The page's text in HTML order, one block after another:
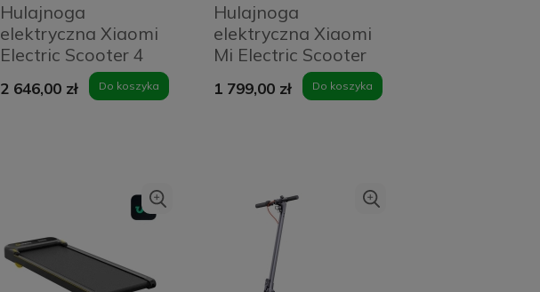
Hulajnoga
elektryczna Xiaomi
Electric Scooter 4
Ultra Czarna -
Black
2 646,00 zł Do koszyka
Hulajnoga
elektryczna Xiaomi
Mi Electric Scooter
M365 Pro 2 Czarna
- Black
1 799,00 zł Do koszyka